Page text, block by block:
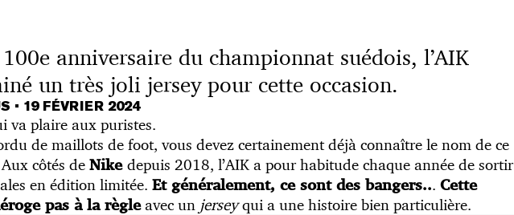
anniversaire du championnat suédois, l’AIK
un très joli jersey pour cette occasion.
• 19 FÉVRIER 2024
va plaire aux puristes.
de maillots de foot, vous devez certainement déjà connaître le nom de ce
côtés de Nike depuis 2018, l’AIK a pour habitude chaque année de sortir
en édition limitée. Et généralement, ce sont des bangers... Cette
pas à la règleavec un jerseyqui a une histoire bien particulière.